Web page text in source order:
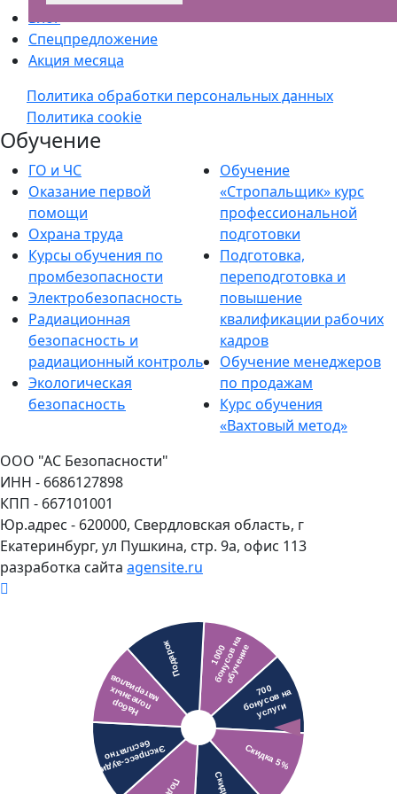
Блог
Спецпредложение
Акция месяца
Политика обработки персональных данных
Политика cookie
Обучение
ГО и ЧС
Оказание первой
помощи
Охрана труда
Курсы обучения по
промбезопасности
Электробезопасность
Радиационная
безопасность и
радиационный контроль
Экологическая
безопасность
Обучение
«Стропальщик» курс
профессиональной
подготовки
Подготовка,
переподготовка и
повышение
квалификации рабочих
кадров
Обучение менеджеров
по продажам
Курс обучения
«Вахтовый метод»
ООО "АС Безопасности"
ИНН - 6686127898
КПП - 667101001
Юр.адрес - 620000, Свердловская область, г
Екатеринбург, ул Пушкина, стр. 9а, офис 113
разработка сайта agensite.ru